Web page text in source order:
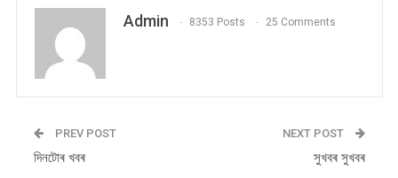
Admin 8353 Posts 25 Comments
PREV POST
দিনটোৰ খবৰ
NEXT POST
সুখবৰ সুখবৰ